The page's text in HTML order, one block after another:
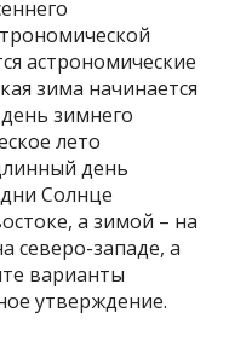
астрономические
зима начинается
зимнего
лето
день
Солнце
а зимой – на
северо-западе, а
варианты
утверждение.